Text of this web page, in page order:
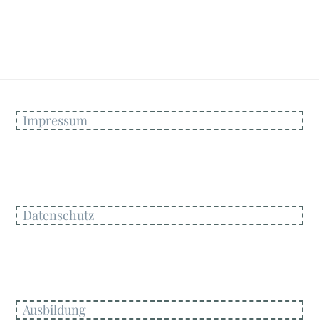
Impressum
Datenschutz
Ausbildung